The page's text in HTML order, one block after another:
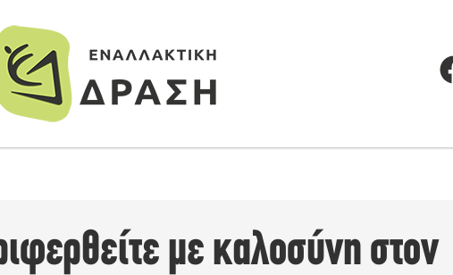
με καλοσύνη στον